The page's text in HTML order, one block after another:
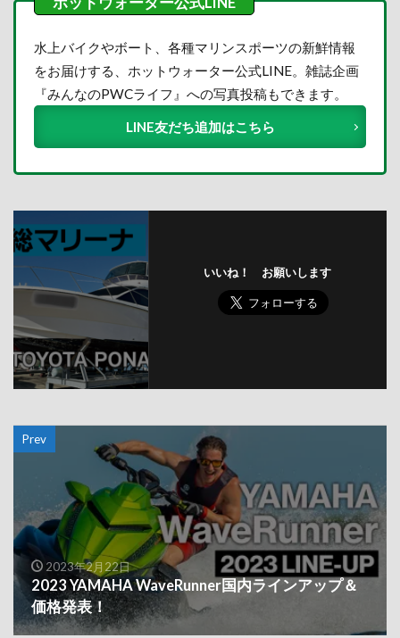
水上バイクやボート、各種マリンスポーツの新鮮情報
をお届けする、ホットウォーター公式LINE。雑誌企画
『みんなのPWCライフ』への写真投稿もできます。
LINE友だち追加はこちら
いいね！ お願いします
Prev
2023年2月22日
2023 YAMAHA WaveRunner国内ラインアップ＆
価格発表！